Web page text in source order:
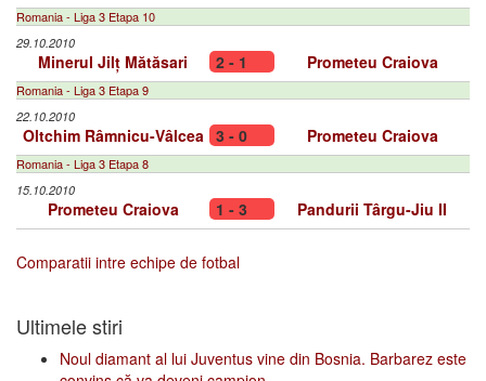
Romania - Liga 3 Etapa 10
29.10.2010
Minerul Jilț Mătăsari 2 - 1 Prometeu Craiova
Romania - Liga 3 Etapa 9
22.10.2010
Oltchim Râmnicu-Vâlcea 3 - 0 Prometeu Craiova
Romania - Liga 3 Etapa 8
15.10.2010
Prometeu Craiova 1 - 3 Pandurii Târgu-Jiu II
Comparatii intre echipe de fotbal
Ultimele stiri
Noul diamant al lui Juventus vine din Bosnia. Barbarez este